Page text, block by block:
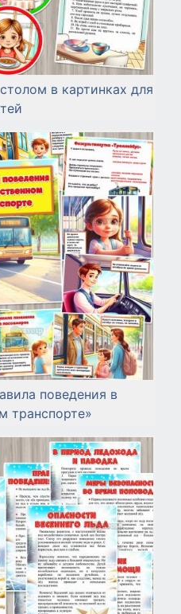
в картинках для
поведения в
транспорте»